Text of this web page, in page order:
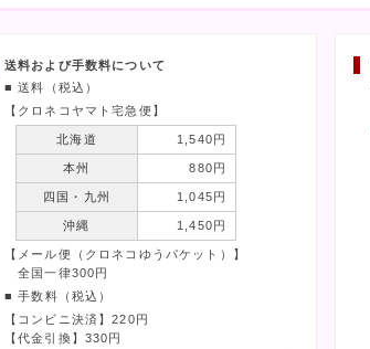
送料および手数料について
■ 送料（税込）
【クロネコヤマト宅急便】
北海道 1,540円
本州 880円
四国・九州 1,045円
沖縄 1,450円
【メール便（クロネコゆうパケット）】
全国一律300円
■ 手数料（税込）
【コンビニ決済】220円
【代金引換】330円